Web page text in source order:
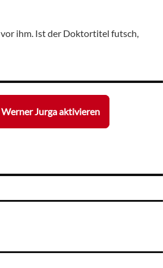
ihm. Ist der Doktortitel futsch,
Jurga aktivieren